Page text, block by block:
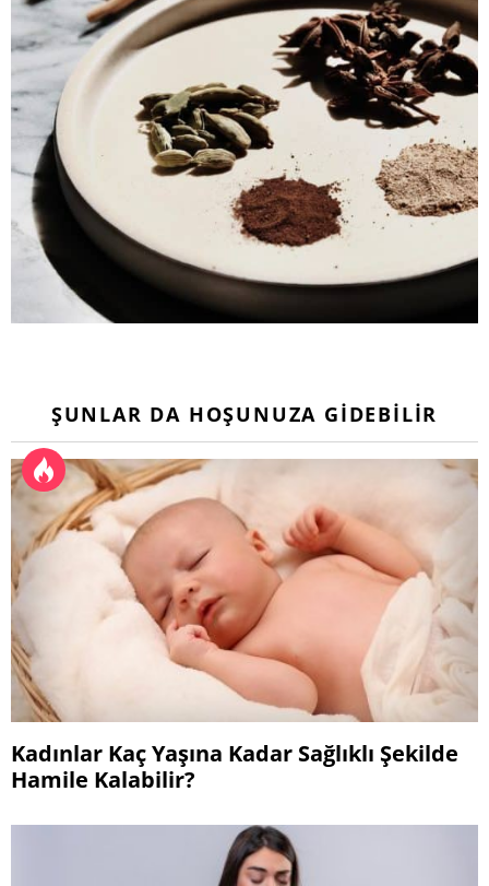
ŞUNLAR DA HOŞUNUZA GIDEBILIR
Kadınlar Kaç Yaşına Kadar Sağlıklı Şekilde
Hamile Kalabilir?